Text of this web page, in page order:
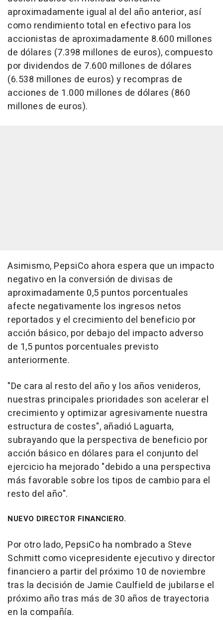
aproximadamente igual al del año anterior, así
como rendimiento total en efectivo para los
accionistas de aproximadamente 8.600 millones
de dólares (7.398 millones de euros), compuesto
por dividendos de 7.600 millones de dólares
(6.538 millones de euros) y recompras de
acciones de 1.000 millones de dólares (860
millones de euros).
Asimismo, PepsiCo ahora espera que un impacto
negativo en la conversión de divisas de
aproximadamente 0,5 puntos porcentuales
afecte negativamente los ingresos netos
reportados y el crecimiento del beneficio por
acción básico, por debajo del impacto adverso
de 1,5 puntos porcentuales previsto
anteriormente.
"De cara al resto del año y los años venideros,
nuestras principales prioridades son acelerar el
crecimiento y optimizar agresivamente nuestra
estructura de costes", añadió Laguarta,
subrayando que la perspectiva de beneficio por
acción básico en dólares para el conjunto del
ejercicio ha mejorado "debido a una perspectiva
más favorable sobre los tipos de cambio para el
resto del año".
NUEVO DIRECTOR FINANCIERO.
Por otro lado, PepsiCo ha nombrado a Steve
Schmitt como vicepresidente ejecutivo y director
financiero a partir del próximo 10 de noviembre
tras la decisión de Jamie Caulfield de jubilarse el
próximo año tras más de 30 años de trayectoria
en la compañía.